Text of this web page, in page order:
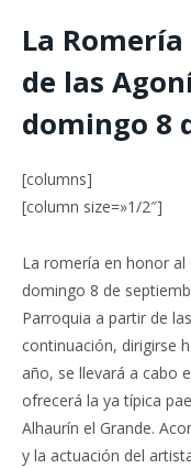
La
de las
domingo 8
[columns]
[column size=»1/2″]
La romería en honor al
domingo 8 de
Parroquia a partir de
continuación, dirigirse
año, se llevará a cabo
ofrecerá la ya típica
Alhaurín el Grande.
y la actuación del